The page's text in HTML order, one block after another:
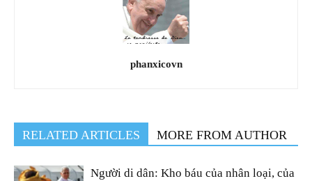
phanxicovn
RELATED ARTICLES MORE FROM AUTHOR
Người di dân: Kho báu của nhân loại, của